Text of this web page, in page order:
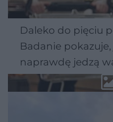
Daleko do pięciu
Badanie
naprawdę jedzą